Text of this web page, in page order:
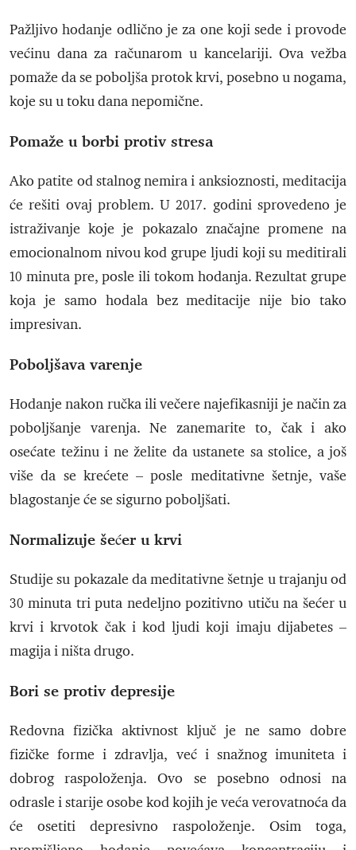
Pažljivo hodanje odlično je za one koji sede i provode
većinu dana za računarom u kancelariji. Ova vežba
pomaže da se poboljša protok krvi, posebno u nogama,
koje su u toku dana nepomične.
Pomaže u borbi protiv stresa
Ako patite od stalnog nemira i anksioznosti, meditacija
će rešiti ovaj problem. U 2017. godini sprovedeno je
istraživanje koje je pokazalo značajne promene na
emocionalnom nivou kod grupe ljudi koji su meditirali
10 minuta pre, posle ili tokom hodanja. Rezultat grupe
koja je samo hodala bez meditacije nije bio tako
impresivan.
Poboljšava varenje
Hodanje nakon ručka ili večere najefikasniji je način za
poboljšanje varenja. Ne zanemarite to, čak i ako
osećate težinu i ne želite da ustanete sa stolice, a još
više da se krećete – posle meditativne šetnje, vaše
blagostanje će se sigurno poboljšati.
Normalizuje šećer u krvi
Studije su pokazale da meditativne šetnje u trajanju od
30 minuta tri puta nedeljno pozitivno utiču na šećer u
krvi i krvotok čak i kod ljudi koji imaju dijabetes –
magija i ništa drugo.
Bori se protiv depresije
Redovna fizička aktivnost ključ je ne samo dobre
fizičke forme i zdravlja, već i snažnog imuniteta i
dobrog raspoloženja. Ovo se posebno odnosi na
odrasle i starije osobe kod kojih je veća verovatnoća da
će osetiti depresivno raspoloženje. Osim toga,